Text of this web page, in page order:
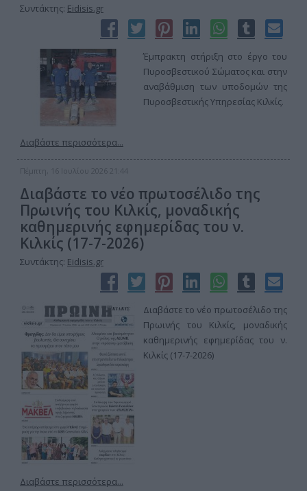
Συντάκτης: Eidisis.gr
Έμπρακτη στήριξη στο έργο του
Πυροσβεστικού Σώματος και στην
αναβάθμιση των υποδομών της
Πυροσβεστικής Υπηρεσίας Κιλκίς.
Διαβάστε περισσότερα...
Πέμπτη, 16 Ιουλίου 2026 21:44
Διαβάστε το νέο πρωτοσέλιδο της
Πρωινής του Κιλκίς, μοναδικής
καθημερινής εφημερίδας του ν.
Κιλκίς (17-7-2026)
Συντάκτης: Eidisis.gr
Διαβάστε το νέο πρωτοσέλιδο της
Πρωινής του Κιλκίς, μοναδικής
καθημερινής εφημερίδας του ν.
Κιλκίς (17-7-2026)
Διαβάστε περισσότερα...